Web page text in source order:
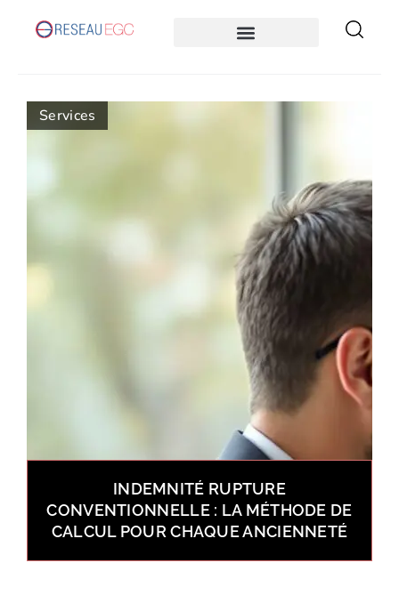
Services
INDEMNITÉ RUPTURE
CONVENTIONNELLE : LA MÉTHODE DE
CALCUL POUR CHAQUE ANCIENNETÉ